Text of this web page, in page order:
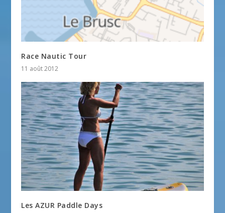
Race Nautic Tour
11 août 2012
Les AZUR Paddle Days